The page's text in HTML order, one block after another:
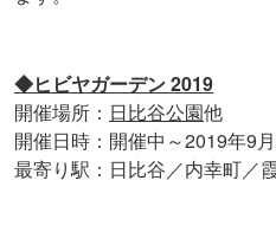
◆ヒビヤガーデン 2019
開催場所： 日比谷公園他
開催日時：開催中～2019年9月
最寄り駅：日比谷／内幸町／